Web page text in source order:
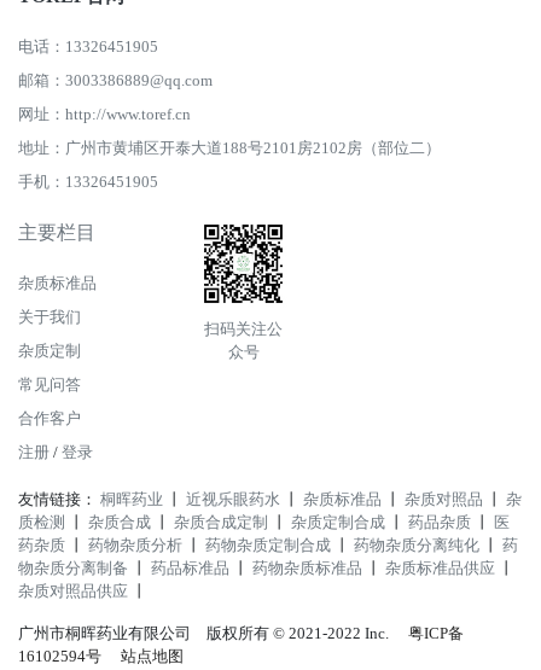
电话：13326451905
邮箱：3003386889@qq.com
网址：http://www.toref.cn
地址：广州市黄埔区开泰大道188号2101房2102房（部位二）
手机：13326451905
主要栏目
杂质标准品
关于我们
杂质定制
常见问答
合作客户
注册 / 登录
扫码关注公
众号
友情链接： 桐晖药业 近视乐眼药水 杂质标准品 杂质对照品
杂
质检测
杂质合成 杂质合成定制 杂质定制合成 药品杂质
医
药杂质
药物杂质分析 药物杂质定制合成 药物杂质分离纯化
药
物杂质分离制备
药品标准品 药物杂质标准品 杂质标准品供应
杂质对照品供应
广州市桐晖药业有限公司 版权所有 © 2021-2022 Inc.
粤ICP备
16102594号
站点地图